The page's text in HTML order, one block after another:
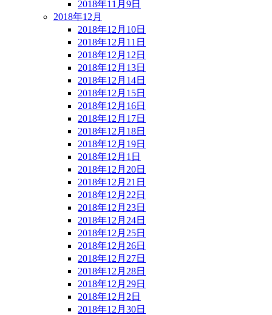
2018年11月9日
2018年12月
2018年12月10日
2018年12月11日
2018年12月12日
2018年12月13日
2018年12月14日
2018年12月15日
2018年12月16日
2018年12月17日
2018年12月18日
2018年12月19日
2018年12月1日
2018年12月20日
2018年12月21日
2018年12月22日
2018年12月23日
2018年12月24日
2018年12月25日
2018年12月26日
2018年12月27日
2018年12月28日
2018年12月29日
2018年12月2日
2018年12月30日